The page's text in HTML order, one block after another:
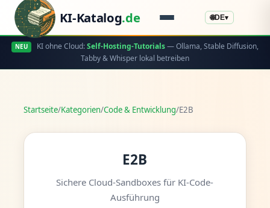
KI-Katalog.de 🌐DE▾
NEU KI ohne Cloud:Self-Hosting-Tutorials— Ollama, Stable Diffusion,
Tabby & Whisper lokal betreiben
Startseite/Kategorien/Code & Entwicklung/E2B
E2B
Sichere Cloud-Sandboxes für KI-Code-
Ausführung